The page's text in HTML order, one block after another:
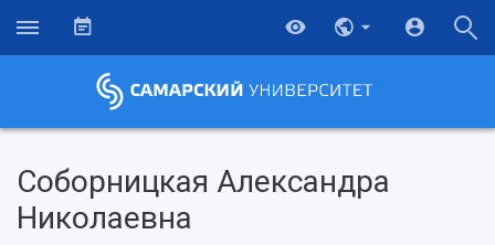
Соборницкая Александра
Николаевна